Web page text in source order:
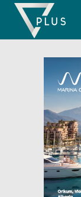
Skip
content